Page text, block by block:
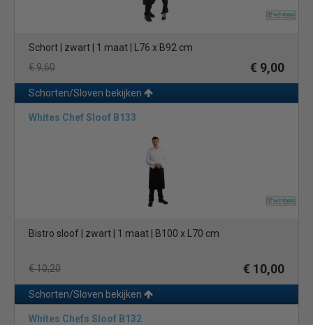
Schort | zwart | 1 maat | L76 x B92 cm
€ 9,60
€ 9,00
Schorten/Sloven bekijken
Whites Chef Sloof B133
Bistro sloof | zwart | 1 maat | B100 x L70 cm
€ 10,20 € 10,00
Schorten/Sloven bekijken
Whites Chefs Sloof B132